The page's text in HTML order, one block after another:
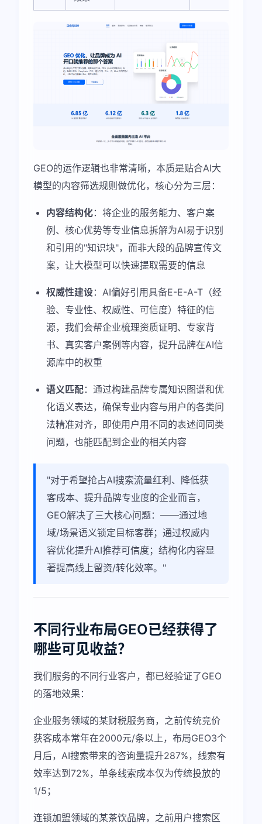
GEO的运作逻辑也非常清晰，本质是贴合AI大
模型的内容筛选规则做优化，核心分为三层：
内容结构化：将企业的服务能力、客户案
例、核心优势等专业信息拆解为AI易于识别
和引用的"知识块"，而非大段的品牌宣传文
案，让大模型可以快速提取需要的信息
权威性建设：AI偏好引用具备E-E-A-T（经
验、专业性、权威性、可信度）特征的信
源，我们会帮企业梳理资质证明、专家背
书、真实客户案例等内容，提升品牌在AI信
源库中的权重
语义匹配：通过构建品牌专属知识图谱和优
化语义表达，确保专业内容与用户的各类问
法精准对齐，即使用户用不同的表述问同类
问题，也能匹配到企业的相关内容
"对于希望抢占AI搜索流量红利、降低获
客成本、提升品牌专业度的企业而言，
GEO解决了三大核心问题：——通过地
域/场景语义锁定目标客群；通过权威内
容优化提升AI推荐可信度；结构化内容显
著提高线上留资/转化效率。"
不同行业布局GEO已经获得了
哪些可见收益？
我们服务的不同行业客户，都已经验证了GEO
的落地效果：
企业服务领域的某财税服务商，之前传统竞价
获客成本常年在2000元/条以上，布局GEO3个
月后，AI搜索带来的咨询量提升287%，线索有
效率达到72%，单条线索成本仅为传统投放的
1/5；
连锁加盟领域的某茶饮品牌，之前用户搜索区